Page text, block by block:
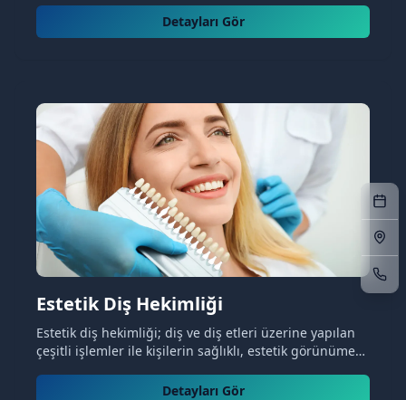
bunlar için gerekli olan enerjiyi...
Detayları Gör
Estetik Diş Hekimliği
Estetik diş hekimliği; diş ve diş etleri üzerine yapılan
çeşitli işlemler ile kişilerin sağlıklı, estetik görünüme
iyileştirilmesini sağlayan tedavilerdir....
Detayları Gör